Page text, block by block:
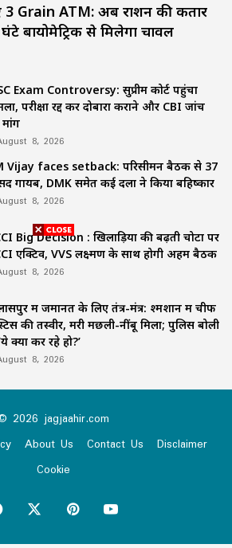
Grain ATM: अब राशन की कतार
बायोमेट्रिक से मिलेगा चावल
Exam Controversy: सुप्रीम कोर्ट पहुंचा
परीक्षा रद्द कर दोबारा कराने और CBI जांच
8, 2026
Vijay faces setback: परिसीमन बैठक से 37
गायब, DMK समेत कई दलों ने किया बहिष्कार
8, 2026
Big Decision : खिलाड़ियों की बढ़ती चोटों पर
एक्टिव, VVS लक्ष्मण के साथ होगी अहम बैठक
8, 2026
में जमानत के लिए तंत्र-मंत्र: श्मशान में चीफ
की तस्वीर, मरी मछली-नींबू मिला; पुलिस बोली
क्या कर रहे हो?’
8, 2026
2026 jagjaahir.com
About Us Contact Us
Disclaimer
Cookie
Facebook PinterestYouTube